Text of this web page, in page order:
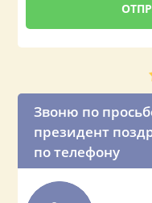
Звоню по
президент
по телефону